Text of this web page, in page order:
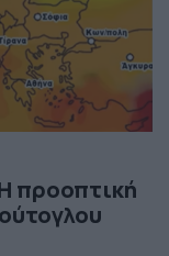
προοπτική